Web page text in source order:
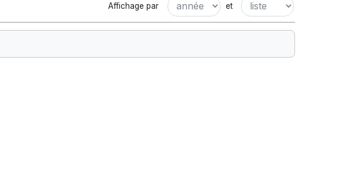
Affichage par et